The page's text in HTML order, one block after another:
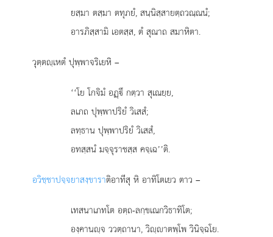
ยสฺมา ตสฺมา ตทุภยํ, สนฺนิสฺสายตฺถวณฺณนํ;
อารภิสฺสามิ เอตสฺส, ตํ สุณาถ สมาหิตา.
วุตฺตฺเหตํ ปุพฺพาจริเยหิ –
‘‘โย โกจิมํ อฏฺึ กตฺวา สุเณยฺย,
ลเภถ ปุพฺพาปริยํ วิเสสํ;
ลทฺธาน ปุพฺพาปริยํ วิเสสํ,
อทสฺสนํ มจฺจุราชสฺส คจฺเฉ’’ติ.
อวิชฺชาปจฺจยาสงฺขาราติอาทีสุ หิ อาทิโตเยว ตาว –
เทสนาเภทโต อตฺถ-ลกฺขเณกวิธาทิโต;
องฺคานฺจ ววตฺถานา, วิฺาตพฺโพ วินิจฺฉโย.